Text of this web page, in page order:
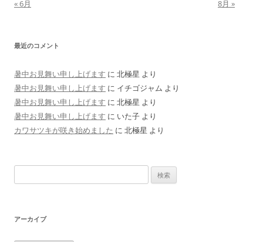
« 6月
8月 »
最近のコメント
暑中お見舞い申し上げます に 北極星 より
暑中お見舞い申し上げます に イチゴジャム より
暑中お見舞い申し上げます に 北極星 より
暑中お見舞い申し上げます に いた子 より
カワサツキが咲き始めました に 北極星 より
索:
アーカイブ